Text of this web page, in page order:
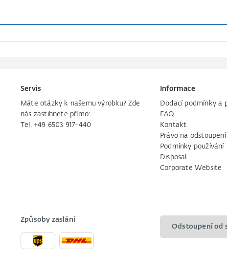
Servis
Máte otázky k našemu výrobku? Zde
nás zastihnete přímo:
Tel. +49 6503 917-440
Informace
Dodací podmínky a
FAQ
Kontakt
Právo na
Podmínky používání
Disposal
Corporate Website
Způsoby zaslání
Odstoupení od